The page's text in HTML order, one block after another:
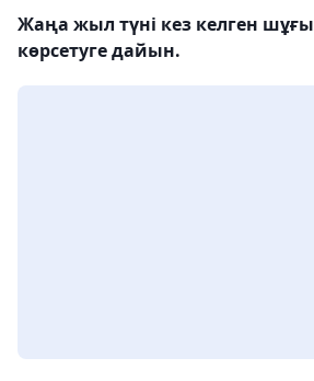
Жаңа жыл түні кез келген
көрсетуге дайын.